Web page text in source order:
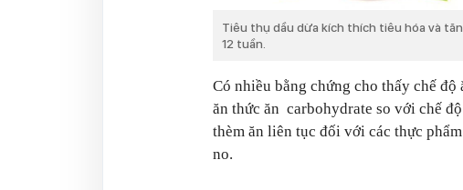
Tiêu thụ dầu dừa kích thích tiêu hóa và
12 tuần.
Có nhiều bằng chứng cho thấy chế
ăn thức ăn carbohydrate so với chế
thèm ăn liên tục đối với các thực
no.